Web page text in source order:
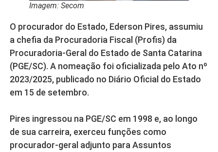
Imagem: Secom
O procurador do Estado, Ederson Pires, assumiu
a chefia da Procuradoria Fiscal (Profis) da
Procuradoria-Geral do Estado de Santa Catarina
(PGE/SC). A nomeação foi oficializada pelo Ato nº
2023/2025, publicado no Diário Oficial do Estado
em 15 de setembro.
Pires ingressou na PGE/SC em 1998 e, ao longo
de sua carreira, exerceu funções como
procurador-geral adjunto para Assuntos